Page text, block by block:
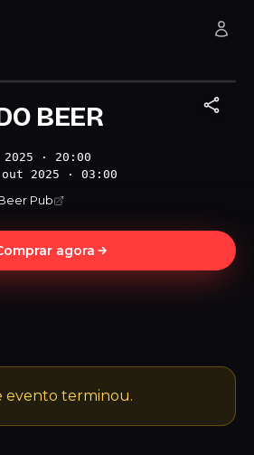
BEER
· 20:00
2025 · 03:00
Pub
agora
evento terminou.